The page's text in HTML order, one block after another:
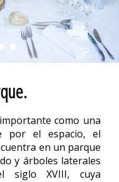
como una
por el espacio, el
en un parque
y árboles laterales
siglo XVIII, cuya